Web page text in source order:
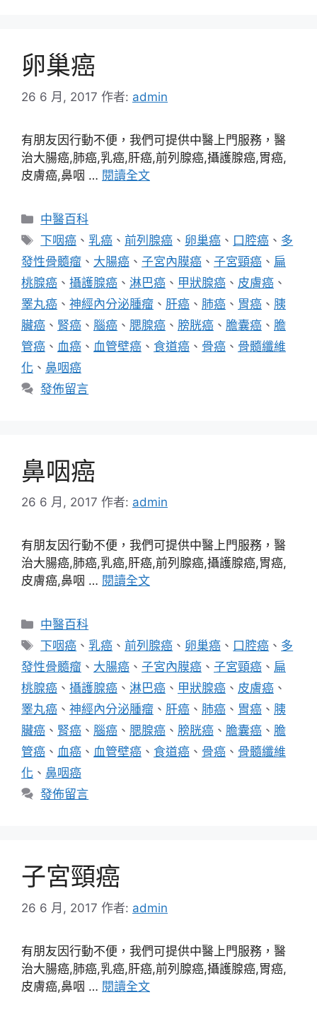
卵巢癌
26 6 月, 2017 作者: admin
有朋友因行動不便，我們可提供中醫上門服務，醫
治大腸癌,肺癌,乳癌,肝癌,前列腺癌,攝護腺癌,胃癌,
皮膚癌,鼻咽 … 閱讀全文
分
類
中醫百科
標
籤
下咽癌 、 乳癌 、前列腺癌 、 卵巢癌 、 口腔癌 、 多
發性骨髓瘤 、 大腸癌 、 子宮內膜癌 、 子宮頸癌 、 扁
桃腺癌 、 攝護腺癌 、 淋巴癌 、 甲狀腺癌 、 皮膚癌 、
睪丸癌 、 神經內分泌腫瘤 、 肝癌 、 肺癌 、 胃癌 、 胰
臟癌 、 腎癌 、 腦癌 、 腮腺癌 、 膀胱癌 、 膽囊癌 、 膽
管癌 、 血癌 、 血管壁癌 、 食道癌 、 骨癌 、 骨髓纖維
化 、 鼻咽癌
發佈留言
鼻咽癌
26 6 月, 2017 作者: admin
有朋友因行動不便，我們可提供中醫上門服務，醫
治大腸癌,肺癌,乳癌,肝癌,前列腺癌,攝護腺癌,胃癌,
皮膚癌,鼻咽 … 閱讀全文
分
類
中醫百科
標
籤
下咽癌 、 乳癌 、前列腺癌 、 卵巢癌 、 口腔癌 、 多
發性骨髓瘤 、 大腸癌 、 子宮內膜癌 、 子宮頸癌 、 扁
桃腺癌 、 攝護腺癌 、 淋巴癌 、 甲狀腺癌 、 皮膚癌 、
睪丸癌 、 神經內分泌腫瘤 、 肝癌 、 肺癌 、 胃癌 、 胰
臟癌 、 腎癌 、 腦癌 、 腮腺癌 、 膀胱癌 、 膽囊癌 、 膽
管癌 、 血癌 、 血管壁癌 、 食道癌 、 骨癌 、 骨髓纖維
化 、 鼻咽癌
發佈留言
子宮頸癌
26 6 月, 2017 作者: admin
有朋友因行動不便，我們可提供中醫上門服務，醫
治大腸癌,肺癌,乳癌,肝癌,前列腺癌,攝護腺癌,胃癌,
皮膚癌,鼻咽 … 閱讀全文